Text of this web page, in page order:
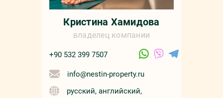
Кристина Хамидова
владелец компании
+90 532 399 7507
info@nestin-property.ru
русский, английский,